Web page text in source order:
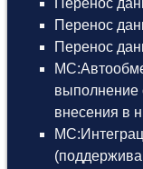
Перенос
Перенос
Перенос
выполнение
внесения в